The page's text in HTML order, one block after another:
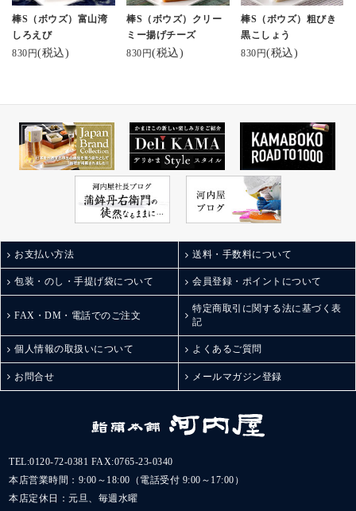
たスティックかまぼこ
は絶品！
優しいかまぼこの風味
とたっぷりサンドされ
お酒のお供にももちろ
おかずとしても◎
なんならお弁当のおか
ずにも◎
小さなお子さんからお
老若男女問わずおすす
ジャパン・フード・セ
レクションでグランプ
リを受賞したのも納
得。
他にも粗挽き黒こしょ
ど。
棒Sシリーズは全部で5
種類あるそう！
うすぎる組み合わせ。
甘いものは苦手って方
も最適◎
また自分用にもお取り
寄せしたいなぁ。
まみにしました😆
めちゃ美味い❣️🥰
お取り寄せしたくなっ
#おうちのみ #おうち居
み #酒の肴 #河内屋のか
まぼこ #富山土産 #富山
のお土産 #ひとり飲み #
ぼっち呑み
棒S（ボウズ）富山湾
しろえび
830円(税込)
棒S（ボウズ）クリー
ミー揚げチーズ
830円(税込)
棒S（ボウズ）粗びき
黒こしょう
830円(税込)
お支払い方法 送料・手数料について
包装・のし・手提げ袋について 会員登録・ポイントについて
FAX・DM・電話でのご注文
特定商取引に関する法に基づく表
記
個人情報の取扱いについて よくあるご質問
お問合せ メールマガジン登録
TEL:0120-72-0381 FAX:0765-23-0340
本店営業時間：9:00～18:00（電話受付 9:00～17:00）
本店定休日：元旦、毎週水曜